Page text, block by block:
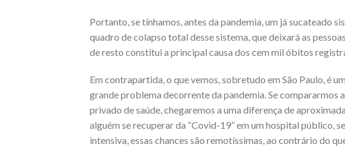
Portanto, se tínhamos, antes da pandemia, um já sucateado
quadro de colapso total desse sistema, que deixará as
de resto constitui a principal causa dos cem mil óbitos
Em contrapartida, o que vemos, sobretudo em São Paulo, é
grande problema decorrente da pandemia. Se compararmos
privado de saúde, chegaremos a uma diferença de
alguém se recuperar da “Covid-19” em um hospital público,
intensiva, essas chances são remotíssimas, ao contrário do